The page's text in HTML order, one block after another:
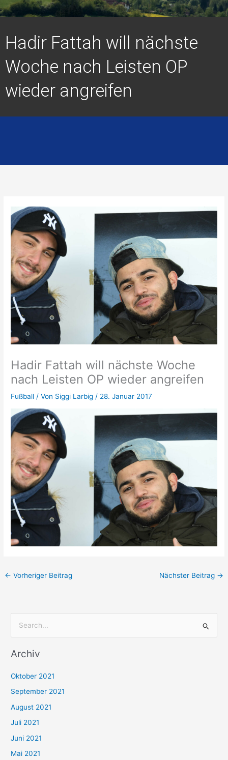
Hadir Fattah will nächste
Woche nach Leisten OP
wieder angreifen
Hadir Fattah will nächste Woche
nach Leisten OP wieder angreifen
Fußball / Von Siggi Larbig/ 28. Januar 2017
← Vorheriger Beitrag Nächster Beitrag →
c
n
n
a
c
h
Archiv
Oktober 2021
September 2021
August 2021
Juli 2021
Juni 2021
Mai 2021